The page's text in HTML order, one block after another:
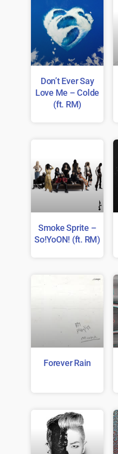
Don’t Ever Say
Love Me – Colde
(ft. RM)
Smoke Sprite –
So!YoON! (ft. RM)
Forever Rain